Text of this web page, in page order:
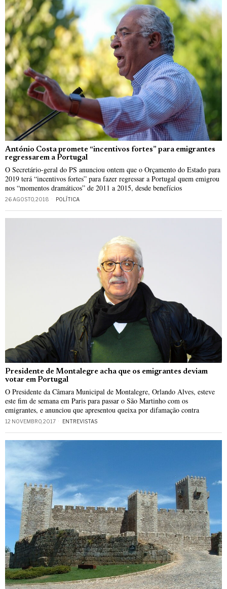
António Costa promete “incentivos fortes” para emigrantes
regressarem a Portugal
O Secretário-geral do PS anunciou ontem que o Orçamento do Estado para
2019 terá “incentivos fortes” para fazer regressar a Portugal quem emigrou
nos “momentos dramáticos” de 2011 a 2015, desde benefícios
26 AGOSTO, 2018 POLÍTICA
Presidente de Montalegre acha que os emigrantes deviam
votar em Portugal
O Presidente da Câmara Municipal de Montalegre, Orlando Alves, esteve
este fim de semana em Paris para passar o São Martinho com os
emigrantes, e anunciou que apresentou queixa por difamação contra
12 NOVEMBRO, 2017 ENTREVISTAS